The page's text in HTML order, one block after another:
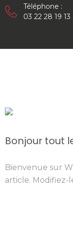
Téléphone :
03 22 28 19
Bonjour tout
Bienvenue sur
article. Modifiez-